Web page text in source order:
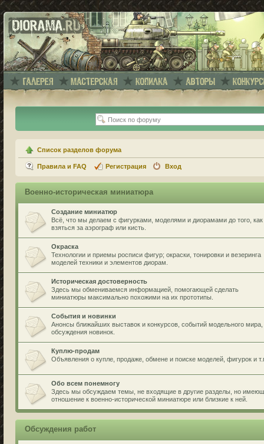
Список разделов форума
Правила и FAQ Регистрация Вход
Военно-историческая миниатюра
Создание миниатюр
Всё, что мы делаем с фигурками, моделями и диорамами до того, как
взяться за аэрограф или кисть.
Окраска
Технологии и приемы росписи фигур; окраски, тонировки и везеринга
моделей техники и элементов диорам.
Историческая достоверность
Здесь мы обмениваемся информацией, помогающей сделать
миниатюры максимально похожими на их прототипы.
События и новинки
Анонсы ближайших выставок и конкурсов, событий модельного мира,
обсуждения новинок.
Куплю-продам
Объявления о купле, продаже, обмене и поиске моделей, фигурок и
Обо всем понемногу
Здесь мы обсуждаем темы, не входящие в другие разделы, но
отношение к военно-исторической миниатюре или близкие к ней.
Обсуждения работ